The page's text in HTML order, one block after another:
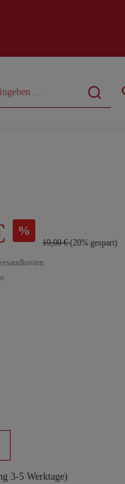
%
19,00 €(20% gespart)
3-5 Werktage)